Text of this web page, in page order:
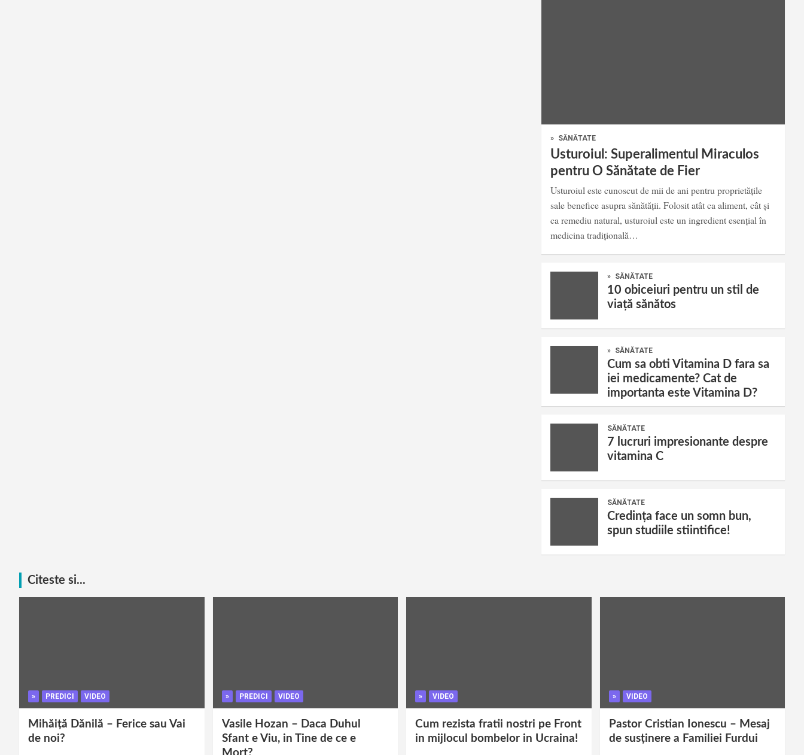
» SĂNĂTATE
Usturoiul: Superalimentul Miraculos
pentru O Sănătate de Fier
Usturoiul este cunoscut de mii de ani pentru proprietățile
sale benefice asupra sănătății. Folosit atât ca aliment, cât și
ca remediu natural, usturoiul este un ingredient esențial în
medicina tradițională…
» SĂNĂTATE
10 obiceiuri pentru un stil de
viață sănătos
» SĂNĂTATE
Cum sa obti Vitamina D fara sa
iei medicamente? Cat de
importanta este Vitamina D?
SĂNĂTATE
7 lucruri impresionante despre
vitamina C
SĂNĂTATE
Credința face un somn bun,
spun studiile stiintifice!
Citeste si...
» PREDICI VIDEO
Mihăiță Dănilă – Ferice sau Vai
de noi?
» PREDICI VIDEO
Vasile Hozan – Daca Duhul
Sfant e Viu, in Tine de ce e
Mort?
» VIDEO
Cum rezista fratii nostri pe Front
in mijlocul bombelor in Ucraina!
» VIDEO
Pastor Cristian Ionescu – Mesaj
de susținere a Familiei Furdui